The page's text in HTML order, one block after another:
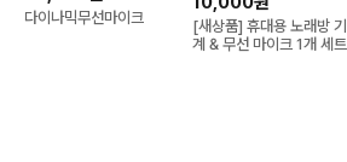
다이나믹무선마이크
[새상품] 휴대용 노래방 기
계 & 무선 마이크 1개 세트